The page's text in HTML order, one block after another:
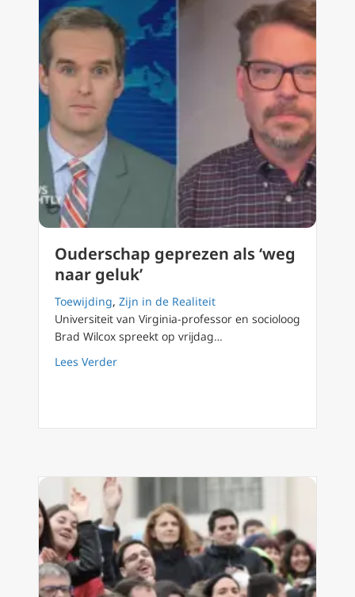
Ouderschap geprezen als ‘weg
naar geluk’
Toewijding, Zijn in de Realiteit
Universiteit van Virginia-professor en socioloog
Brad Wilcox spreekt op vrijdag…
Lees Verderabout Ouderschap geprezen als ‘weg naar